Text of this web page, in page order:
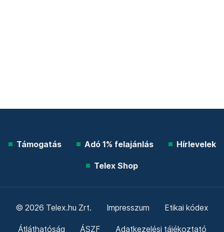
Támogatás Adó 1% felajánlás Hírlevelek
Telex Shop
© 2026 Telex.hu Zrt. Impresszum Etikai kódex
Átláthatóság ÁSZF Adatkezelési tájékoztató